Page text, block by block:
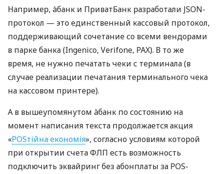
Например, àбанк и ПриватБанк разработали JSON-
протокол — это единственный кассовый протокол,
поддерживающий сочетание со всеми вендорами
в парке банка (Ingenico, Verifone, PAX). В то же
время, не нужно печатать чеки с терминала (в
случае реализации печатания терминального чека
на кассовом принтере).
А в вышеупомянутом àбанк по состоянию на
момент написания текста продолжается акция
«POSтійна економія», согласно условиям которой
при открытии счета ФЛП есть возможность
подключить эквайринг без абонплаты за POS-